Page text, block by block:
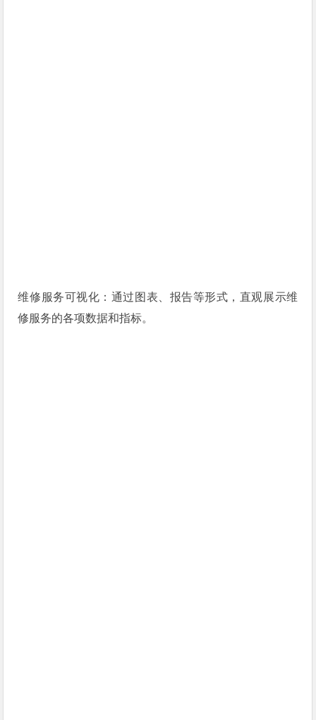
维修服务可视化：通过图表、报告等形式，直观展示维
修服务的各项数据和指标。